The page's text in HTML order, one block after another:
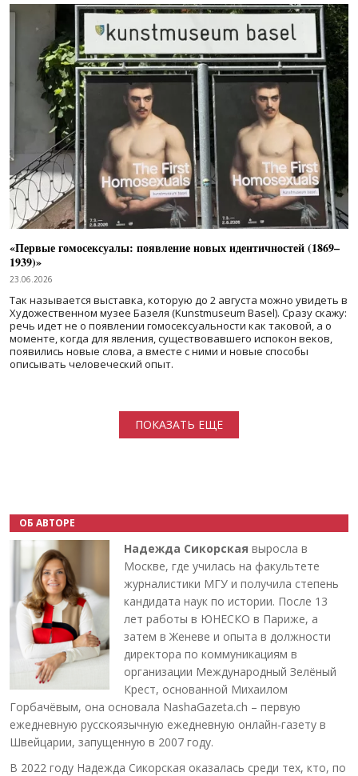
«Первые гомосексуалы: появление новых идентичностей (1869–
1939)»
23.06.2026
Так называется выставка, которую до 2 августа можно увидеть в
Художественном музее Базеля (Kunstmuseum Basel). Сразу скажу:
речь идет не о появлении гомосексуальности как таковой, а о
моменте, когда для явления, существовавшего испокон веков,
появились новые слова, а вместе с ними и новые способы
описывать человеческий опыт.
ПОКАЗАТЬ ЕЩЕ
ОБ АВТОРЕ
Надежда Сикорская выросла в
Москве, где училась на факультете
журналистики МГУ и получила степень
кандидата наук по истории. После 13
лет работы в ЮНЕСКО в Париже, а
затем в Женеве и опыта в должности
директора по коммуникациям в
организации Международный Зелёный
Крест, основанной Михаилом
Горбачёвым, она основала NashaGazeta.ch – первую
ежедневную русскоязычную ежедневную онлайн-газету в
Швейцарии, запущенную в 2007 году.
В 2022 году Надежда Сикорская оказалась среди тех, кто, по